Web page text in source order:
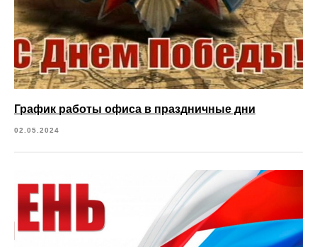
График работы офиса в праздничные дни
02.05.2024